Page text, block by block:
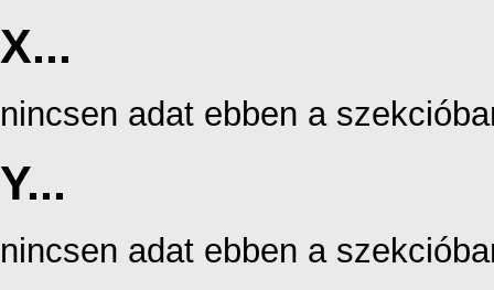
X...
nincsen adat ebben a
Y...
nincsen adat ebben a